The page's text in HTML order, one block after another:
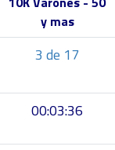
y mas
3 de 17
00:03:36